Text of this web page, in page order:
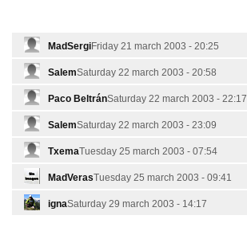
MadSergiFriday 21 march 2003 - 20:25
SalemSaturday 22 march 2003 - 20:58
Paco BeltránSaturday 22 march 2003 - 22:17
SalemSaturday 22 march 2003 - 23:09
TxemaTuesday 25 march 2003 - 07:54
MadVerasTuesday 25 march 2003 - 09:41
ignaSaturday 29 march 2003 - 14:17